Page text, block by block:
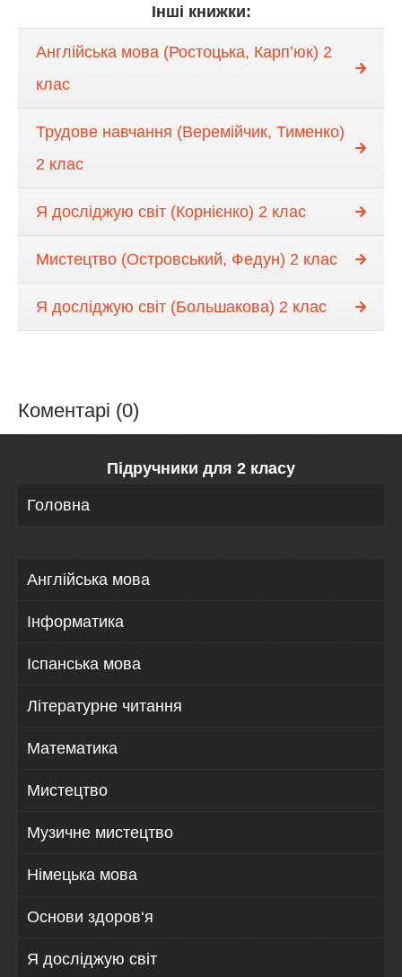
Інші книжки:
Англійська мова (Ростоцька, Карп’юк) 2
клас
Трудове навчання (Веремійчик, Тименко)
2 клас
Я досліджую світ (Корнієнко) 2 клас
Мистецтво (Островський, Федун) 2 клас
Я досліджую світ (Большакова) 2 клас
Коментарі (0)
Підручники для 2 класу
Головна
Англійська мова
Інформатика
Іспанська мова
Літературне читання
Математика
Мистецтво
Музичне мистецтво
Німецька мова
Основи здоров‘я
Я досліджую світ